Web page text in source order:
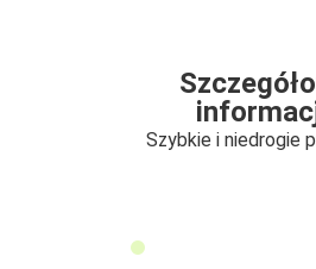
Szybkie i niedrogie